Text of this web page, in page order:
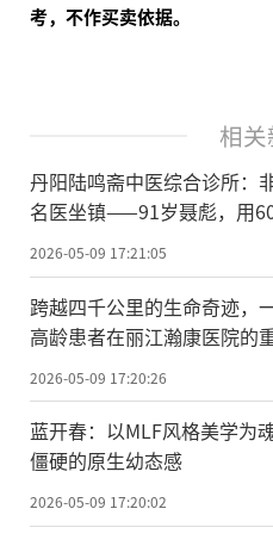
考，不作买卖依据。
相关
丹阳陆鸣斋中医综合诊所：
名医坐镇——91岁聂彪，用
2026-05-09 17:21:05
跨越四千公里的生命奇迹，
高龄患者在丽江瀚康医院的
2026-05-09 17:20:26
蓝开春：以MLF风格美学为
僵硬的原生幼态感
2026-05-09 17:20:02